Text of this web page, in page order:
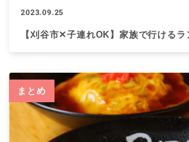
2023.09.25
【刈谷市✕子連れOK】家族で行けるラ
まとめ